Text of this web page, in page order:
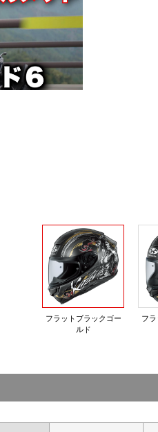
フラットブラックゴー
ルド
フ